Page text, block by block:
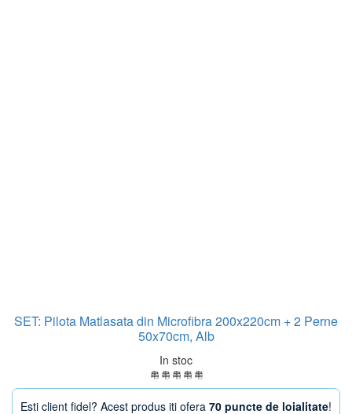
SET: Pilota Matlasata din Microfibra 200x220cm + 2 Perne
50x70cm, Alb
In stoc
Esti client fidel? Acest produs iti ofera 70 puncte de loialitate!